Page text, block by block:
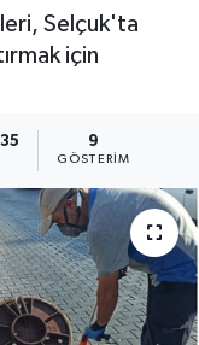
Selçuk'ta
için
9
GÖSTERIM